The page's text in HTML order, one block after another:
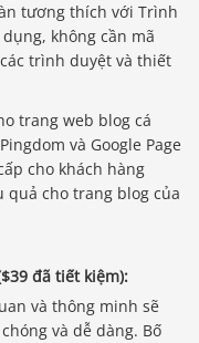
tương thích với Trình
không cần mã
trình duyệt và thiết
trang web blog cá
và Google Page
cho khách hàng
quả cho trang blog của
đã tiết kiệm):
và thông minh sẽ
và dễ dàng. Bố